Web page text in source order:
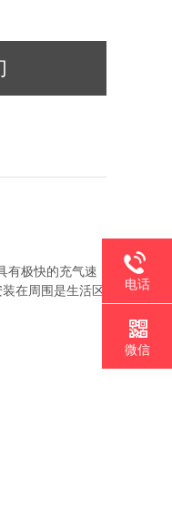
有极快的充气速
在周围是生活区
电话
微信